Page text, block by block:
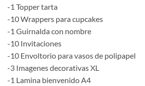
-1 Topper tarta
-10 Wrappers para cupcakes
-1 Guirnalda con nombre
-10 Invitaciones
-10 Envoltorio para vasos de polipapel
-3 Imagenes decorativas XL
-1 Lamina bienvenido A4